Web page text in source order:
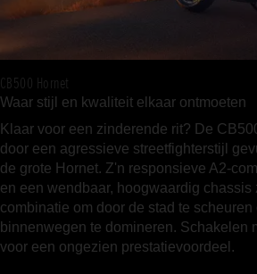
CB500 Hornet
Waar stijl en kwaliteit elkaar ontmoeten
Klaar voor een zinderende rit? De
door een agressieve streetfighterstijl
de grote Hornet. Z'n responsieve A2-
en een wendbaar, hoogwaardig chassis
combinatie om door de stad te scheuren
binnenwegen te domineren. Schakelen
voor een ongezien prestatievoordeel.